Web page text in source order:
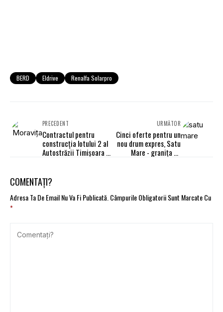
BERD Eldrive Renalfa Solarpro
PRECEDENT
Contractul pentru
construcţia lotului 2 al
Autostrăzii Timişoara -
URMĂTOR
Cinci oferte pentru un
nou drum expres, Satu
Mare - granița cu
COMENTAȚI?
Adresa Ta De Email Nu Va Fi Publicată.Câmpurile Obligatorii Sunt Marcate Cu
*